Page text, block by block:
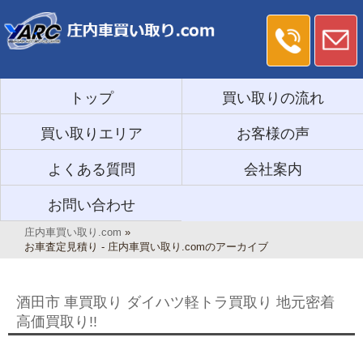
トップ 買い取りの流れ
買い取りエリア お客様の声
よくある質問 会社案内
お問い合わせ
庄内車買い取り.com »
お車査定見積り - 庄内車買い取り.comのアーカイブ
酒田市 車買取り ダイハツ軽トラ買取り 地元密着
高価買取り!!